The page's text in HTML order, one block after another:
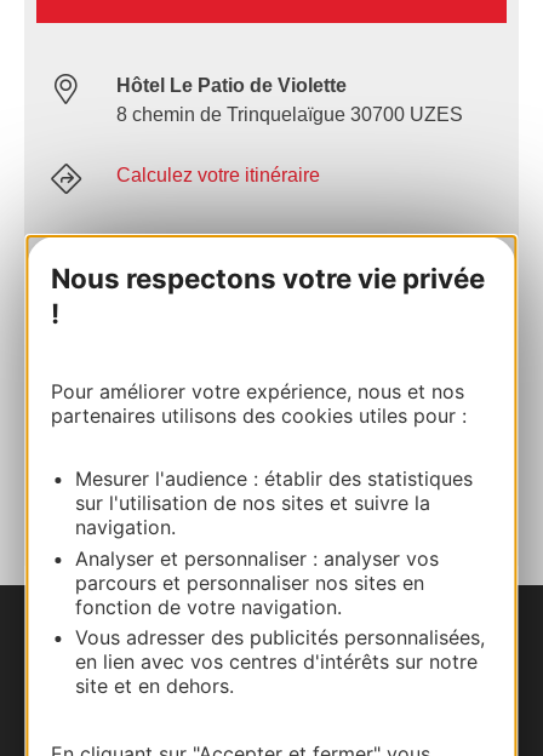
Nous respectons votre vie privée
!
Pour améliorer votre expérience, nous et nos
partenaires utilisons des cookies utiles pour :
Mesurer l'audience : établir des statistiques
sur l'utilisation de nos sites et suivre la
navigation.
Analyser et personnaliser : analyser vos
parcours et personnaliser nos sites en
fonction de votre navigation.
Vous adresser des publicités personnalisées,
en lien avec vos centres d'intérêts sur notre
site et en dehors.
Hôtel Le Patio de Violette
8 chemin de Trinquelaïgue 30700 UZES
Calculez votre itinéraire
Site internet
AJOUTER
AU CARNET
Nous contacter